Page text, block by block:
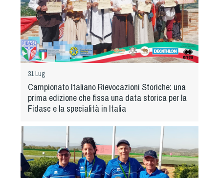
31 Lug
Campionato Italiano Rievocazioni Storiche: una
prima edizione che fissa una data storica per la
Fidasc e la specialità in Italia
Convenzioni
Società
Tesserati
Albo Fornitori
Scuole Federali
Tecnici
Direttori di Gara
Formazione
Calendario Manifestazioni
Organi di Giustizia - Dispositivi
Modelli e moduli